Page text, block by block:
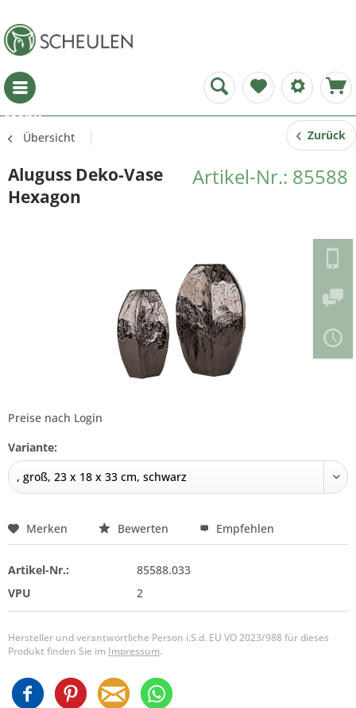
Menü
Übersicht Zurück
Artikel-Nr.: 85588
Aluguss Deko-Vase
Hexagon
Preise nach Login
Variante:
Merken Bewerten Empfehlen
Artikel-Nr.:
85588.033
VPU
2
Hersteller und verantwortliche Person i.S.d. EU VO 2023/988 für dieses
Produkt finden Sie im Impressum.